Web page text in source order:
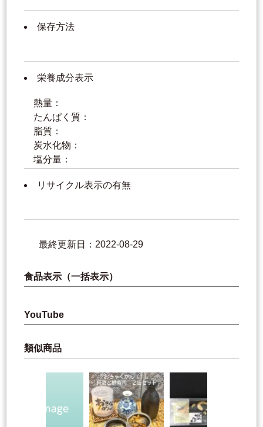
保存方法
栄養成分表示
熱量：
たんぱく質：
脂質：
炭水化物：
塩分量：
リサイクル表示の有無
最終更新日：2022-08-29
食品表示（一括表示）
YouTube
類似商品